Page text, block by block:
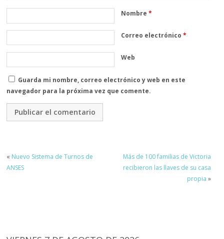
Nombre*
Correo electrónico*
Web
Guarda mi nombre, correo electrónico y web en este
navegador para la próxima vez que comente.
« Nuevo Sistema de Turnos de
ANSES
Más de 100 familias de Victoria
recibieron las llaves de su casa
propia »